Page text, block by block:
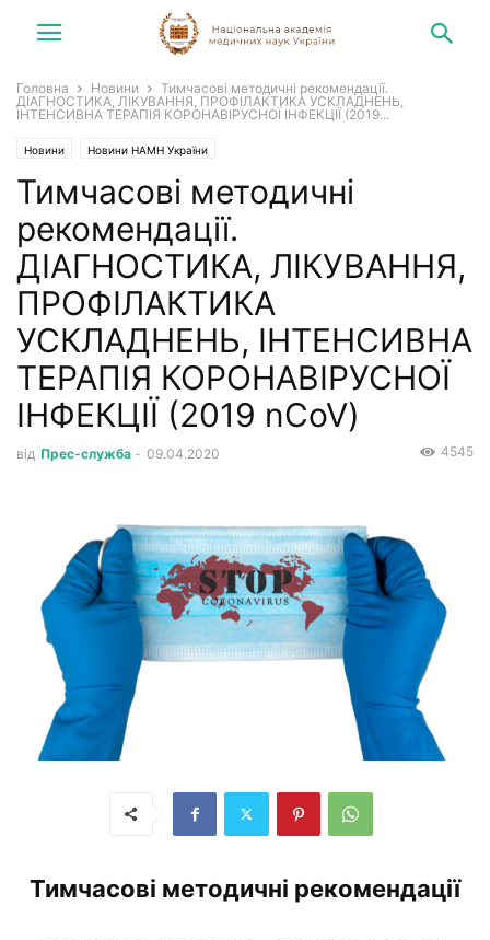
Головна Новини
Тимчасові методичні рекомендації.
ДІАГНОСТИКА, ЛІКУВАННЯ, ПРОФІЛАКТИКА УСКЛАДНЕНЬ,
ІНТЕНСИВНА ТЕРАПІЯ КОРОНАВІРУСНОЇ ІНФЕКЦІЇ (2019...
Новини Новини НАМН України
Тимчасові методичні
рекомендації.
ДІАГНОСТИКА, ЛІКУВАННЯ,
ПРОФІЛАКТИКА
УСКЛАДНЕНЬ, ІНТЕНСИВНА
ТЕРАПІЯ КОРОНАВІРУСНОЇ
ІНФЕКЦІЇ (2019 nCoV)
від Прес-служба - 09.04.2020 4545
Тимчасові методичні рекомендації